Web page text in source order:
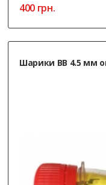
400грн.
Шарики ВВ 4.5 мм